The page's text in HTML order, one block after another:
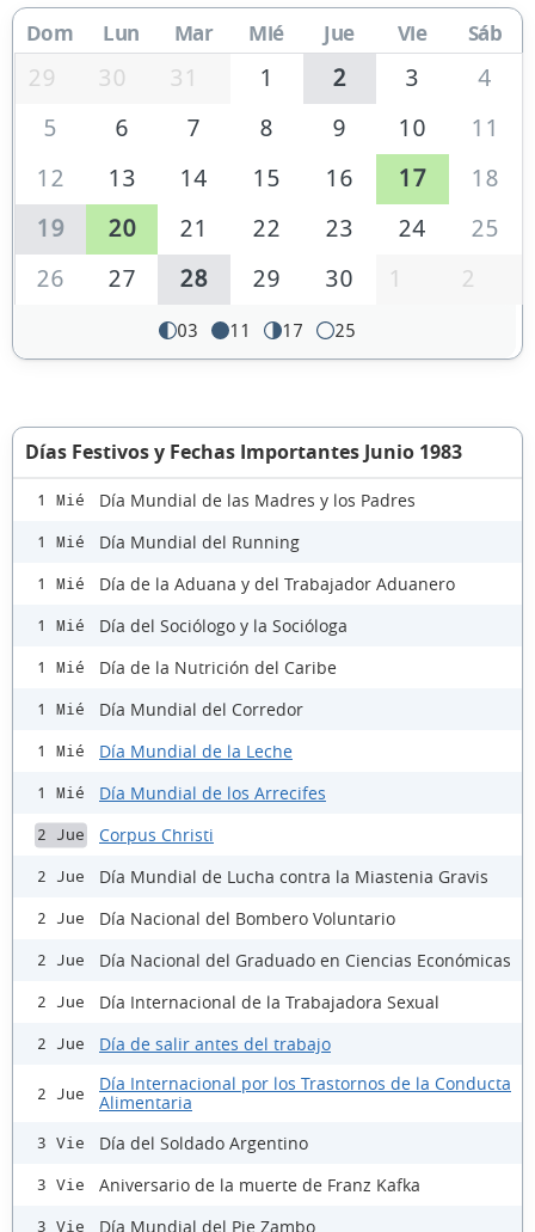
Dom Lun Mar Mié Jue Vie Sáb
29 30 31 1 2 3
4
5
6 7 8 9 10
11
12
13 14 15 16 17
18
19
20 21 22 23 24
25
26
27 28 29 30 1 2
03 11 17 25
Días Festivos y Fechas Importantes Junio 1983
1 Mié Día Mundial de las Madres y los Padres
1 Mié Día Mundial del Running
1 Mié Día de la Aduana y del Trabajador Aduanero
1 Mié Día del Sociólogo y la Socióloga
1 Mié Día de la Nutrición del Caribe
1 Mié Día Mundial del Corredor
1 Mié Día Mundial de la Leche
1 Mié Día Mundial de los Arrecifes
2 Jue Corpus Christi
2 Jue Día Mundial de Lucha contra la Miastenia Gravis
2 Jue Día Nacional del Bombero Voluntario
2 Jue Día Nacional del Graduado en Ciencias Económicas
2 Jue Día Internacional de la Trabajadora Sexual
2 Jue Día de salir antes del trabajo
2 Jue
Día Internacional por los Trastornos de la Conducta
Alimentaria
3 Vie Día del Soldado Argentino
3 Vie Aniversario de la muerte de Franz Kafka
3 Vie Día Mundial del Pie Zambo